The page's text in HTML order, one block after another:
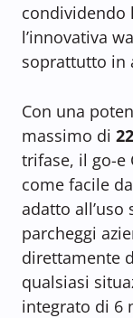
condividendo
l’innovativa
soprattutto in
Con una
massimo di
trifase, il go-e
come facile
adatto
parcheggi
direttamente
qualsiasi
integrato di 6